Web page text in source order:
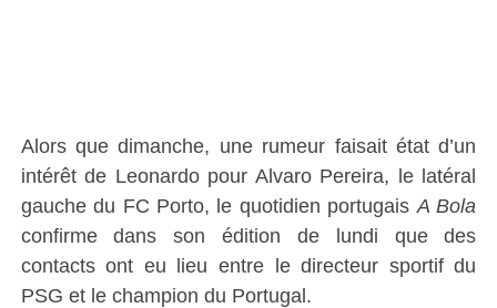
Alors que dimanche, une rumeur faisait état d’un
intérêt de Leonardo pour Alvaro Pereira, le latéral
gauche du FC Porto, le quotidien portugais A Bola
confirme dans son édition de lundi que des
contacts ont eu lieu entre le directeur sportif du
PSG et le champion du Portugal.